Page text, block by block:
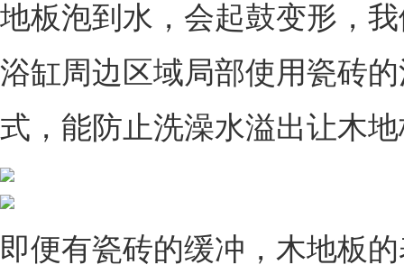
地板泡到水，会起鼓变形，
浴缸周边区域局部使用瓷砖
式，能防止洗澡水溢出让木
即便有瓷砖的缓冲，木地板